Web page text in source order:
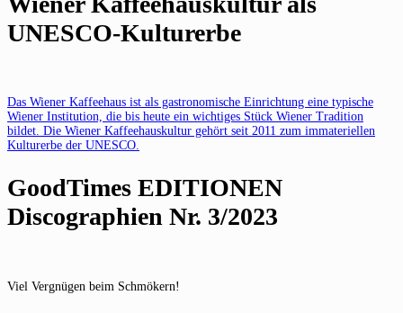
UNESCO-Kulturerbe
Das Wiener Kaffeehaus ist als gastronomische Einrichtung eine typische
Wiener Institution, die bis heute ein wichtiges Stück Wiener Tradition
bildet. Die Wiener Kaffeehauskultur gehört seit 2011 zum immateriellen
Kulturerbe der UNESCO.
GoodTimes EDITIONEN
Discographien Nr. 3/2023
Viel Vergnügen beim Schmökern!